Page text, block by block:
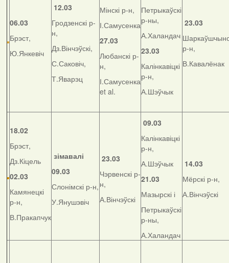
06.03
Брэст,
Ю.Янкевіч
12.03
Гродзенскі р-
н,
Дз.Вінчэўскі,
С.Саковіч,
Т.Яварэц
Мінскі р-н,
І.Самусенка
27.03
Любанскі р-
н,
І.Самусенка
et al.
Петрыкаўскі
р-ны,
А.Халандач
23.03
Калінкавіцкі
р-н,
А.Шэўчык
23.03
р-н,
В.Кавалёнак
18.02
Брэст,
Дз.Кіцель
02.03
Камянецкі
р-н,
В.Пракапчук
зімавалі
09.03
Слонімскі р-н,
У.Янушэвіч
23.03
Чэрвенскі р-
н,
А.Вінчэўскі
09.03
Калінкавіцкі
р-н,
А.Шэўчык
21.03
Мазырскі і
Петрыкаўскі
р-ны,
А.Халандач
14.03
Мёрскі р-н,
А.Вінчэўскі